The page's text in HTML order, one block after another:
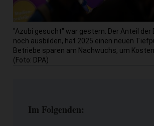
"Azubi gesucht" war gestern: Der Anteil der
noch ausbilden, hat 2025 einen neuen
Betriebe sparen am Nachwuchs, um
(Foto: DPA)
Im Folgenden: